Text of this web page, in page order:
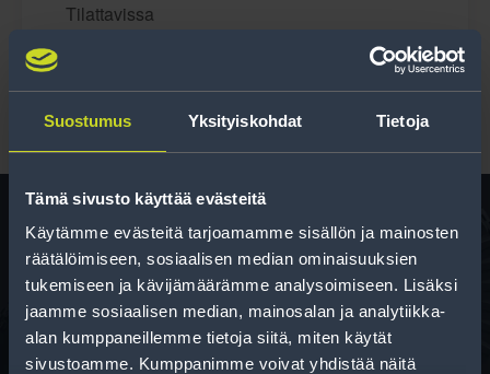
Suostumus Yksityiskohdat Tietoja
Tämä sivusto käyttää evästeitä
Käytämme evästeitä tarjoamamme sisällön ja mainosten
räätälöimiseen, sosiaalisen median ominaisuuksien
tukemiseen ja kävijämäärämme analysoimiseen. Lisäksi
jaamme sosiaalisen median, mainosalan ja analytiikka-
alan kumppaneillemme tietoja siitä, miten käytät
sivustoamme. Kumppanimme voivat yhdistää näitä
Tilattavissa
Rengas­laskuri
Auttaa sinua valitsemaan oikean kokoisen renkaan,
kun vaihdat rengaskokoa.